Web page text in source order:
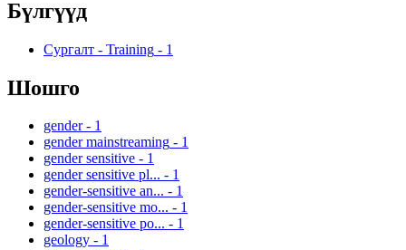
Бүлгүүд
Сургалт - Training - 1
Шошго
gender - 1
gender mainstreaming - 1
gender sensitive - 1
gender sensitive pl... - 1
gender-sensitive an... - 1
gender-sensitive mo... - 1
gender-sensitive po... - 1
geology - 1